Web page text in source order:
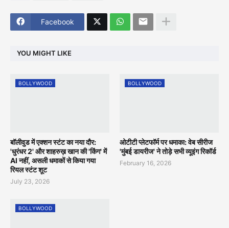
Facebook
YOU MIGHT LIKE
BOLLYWOOD
बॉलीवुड में एक्शन स्टंट का नया दौर:
'धुरंधर 2' और शाहरुख़ खान की 'किंग' में
AI नहीं, असली धमाकों से किया गया
रियल स्टंट शूट
July 23, 2026
BOLLYWOOD
ओटीटी प्लेटफॉर्म पर धमाका: वेब सीरीज
'मुंबई डायरीज' ने तोड़े सभी व्यूइंग रिकॉर्ड
February 16, 2026
BOLLYWOOD